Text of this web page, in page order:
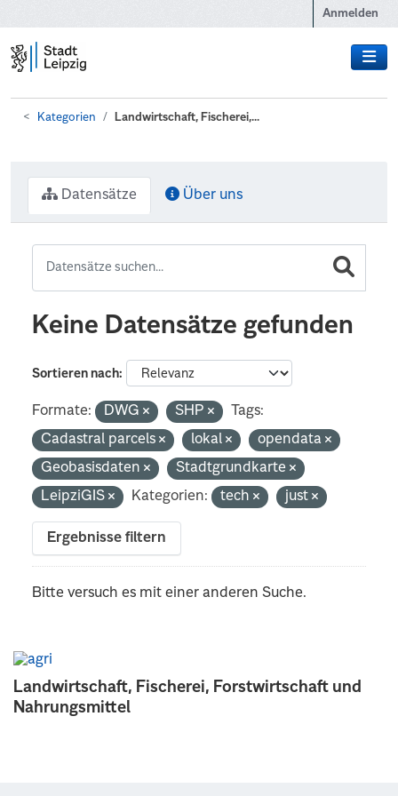
Anmelden
Kategorien Landwirtschaft, Fischerei,...
Landwirtschaft, Fischerei, Forstwirtschaft und
Nahrungsmittel
Datensätze Über uns
Keine Datensätze gefunden
Sortieren nach
Formate: DWG SHP
Tags:
Cadastral parcels
lokal
opendata
Geobasisdaten
Stadtgrundkarte
LeipziGIS
Kategorien: tech just
Ergebnisse filtern
Bitte versuch es mit einer anderen Suche.